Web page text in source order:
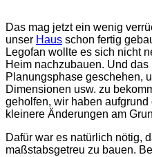
Das mag jetzt ein wenig
unser Haus schon fertig
Legofan wollte es sich nicht
Heim nachzubauen. Und
Planungsphase geschehen,
Dimensionen usw. zu
geholfen, wir haben
kleinere Änderungen am
Dafür war es natürlich nötig,
maßstabsgetreu zu bauen.